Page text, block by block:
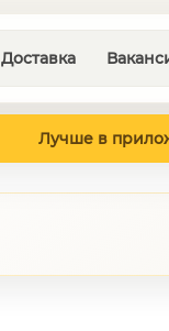
Доставка
Лучше в